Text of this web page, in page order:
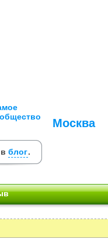
Москва
блог.